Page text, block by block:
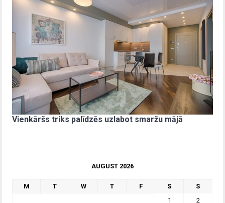
Vienkāršs triks palīdzēs uzlabot smaržu mājā
AUGUST 2026
M T W T F S
S
1
2